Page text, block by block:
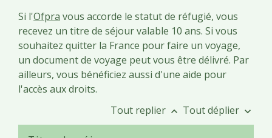
Si l'Ofpra vous accorde le statut de réfugié, vous
recevez un titre de séjour valable 10 ans. Si vous
souhaitez quitter la France pour faire un voyage,
un document de voyage peut vous être délivré. Par
ailleurs, vous bénéficiez aussi d'une aide pour
l'accès aux droits.
Tout replier keyboard_arrow_up Tout déplier keyboard_arrow_down